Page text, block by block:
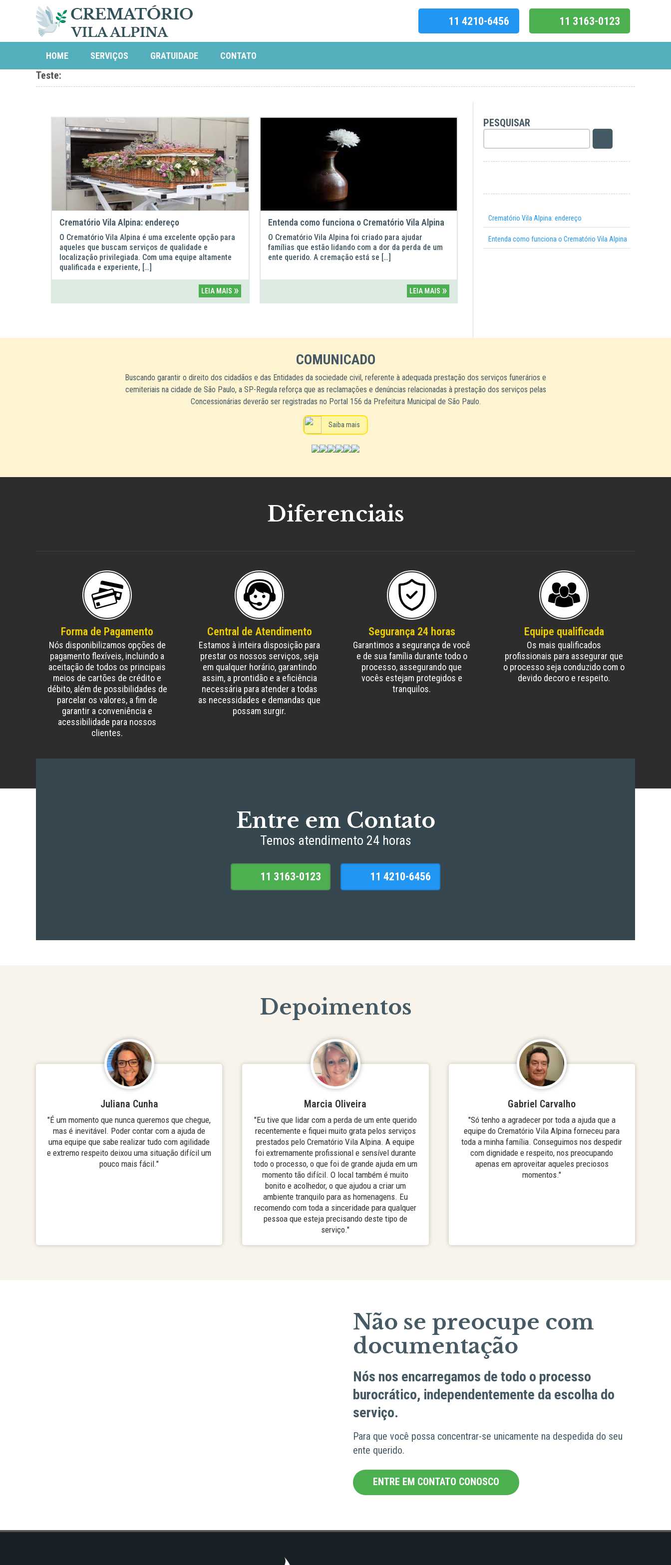
11 3163-0123
11 4210-6456
HOME SERVIÇOS GRATUIDADE CONTATO
Teste:
Crematório Vila Alpina: endereço
O Crematório Vila Alpina é uma excelente opção para
aqueles que buscam serviços de qualidade e
localização privilegiada. Com uma equipe altamente
qualificada e experiente, […]
LEIA MAIS »
Entenda como funciona o Crematório Vila Alpina
O Crematório Vila Alpina foi criado para ajudar
famílias que estão lidando com a dor da perda de um
ente querido. A cremação está se […]
LEIA MAIS »
PESQUISAR
Crematório Vila Alpina: endereço
Entenda como funciona o Crematório Vila Alpina
COMUNICADO
Buscando garantir o direito dos cidadãos e das Entidades da sociedade civil, referente à adequada prestação dos serviços funerários e
cemiteriais na cidade de São Paulo, a SP-Regula reforça que as reclamações e denúncias relacionadas à prestação dos serviços pelas
Concessionárias deverão ser registradas no Portal 156 da Prefeitura Municipal de São Paulo.
Saiba mais
Diferenciais
Forma de Pagamento
Nós disponibilizamos opções de
pagamento flexíveis, incluindo a
aceitação de todos os principais
meios de cartões de crédito e
débito, além de possibilidades de
parcelar os valores, a fim de
garantir a conveniência e
acessibilidade para nossos
clientes.
Central de Atendimento
Estamos à inteira disposição para
prestar os nossos serviços, seja
em qualquer horário, garantindo
assim, a prontidão e a eficiência
necessária para atender a todas
as necessidades e demandas que
possam surgir.
Segurança 24 horas
Garantimos a segurança de você
e de sua família durante todo o
processo, assegurando que
vocês estejam protegidos e
tranquilos.
Equipe qualificada
Os mais qualificados
profissionais para assegurar que
o processo seja conduzido com o
devido decoro e respeito.
Entre em Contato
Temos atendimento 24 horas
11 3163-0123 11 4210-6456
Depoimentos
Juliana Cunha
"É um momento que nunca queremos que chegue,
mas é inevitável. Poder contar com a ajuda de
uma equipe que sabe realizar tudo com agilidade
e extremo respeito deixou uma situação difícil um
pouco mais fácil."
Marcia Oliveira
"Eu tive que lidar com a perda de um ente querido
recentemente e fiquei muito grata pelos serviços
prestados pelo Crematório Vila Alpina. A equipe
foi extremamente profissional e sensível durante
todo o processo, o que foi de grande ajuda em um
momento tão difícil. O local também é muito
bonito e acolhedor, o que ajudou a criar um
ambiente tranquilo para as homenagens. Eu
recomendo com toda a sinceridade para qualquer
pessoa que esteja precisando deste tipo de
serviço."
Gabriel Carvalho
"Só tenho a agradecer por toda a ajuda que a
equipe do Crematório Vila Alpina forneceu para
toda a minha família. Conseguimos nos despedir
com dignidade e respeito, nos preocupando
apenas em aproveitar aqueles preciosos
momentos."
Não se preocupe com
documentação
Nós nos encarregamos de todo o processo
burocrático, independentemente da escolha do
serviço.
Para que você possa concentrar-se unicamente na despedida do seu
ente querido.
ENTRE EM CONTATO CONOSCO